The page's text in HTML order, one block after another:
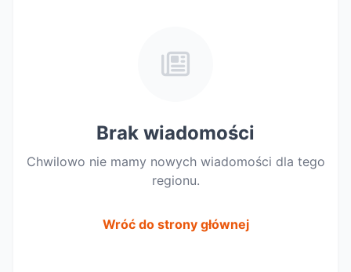
Brak wiadomości
Chwilowo nie mamy nowych wiadomości dla tego
regionu.
Wróć do strony głównej